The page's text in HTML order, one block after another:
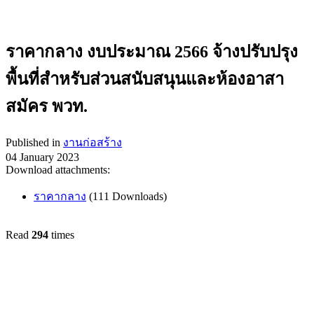
ราคากลาง งบประมาณ 2566 จ้างปรับปรุง
พื้นที่สำหรับส่วนสนับสนุนและห้องอาสา
สมัคร พวท.
Published in งานก่อสร้าง
04 January 2023
Download attachments:
ราคากลาง (111 Downloads)
Read 294 times